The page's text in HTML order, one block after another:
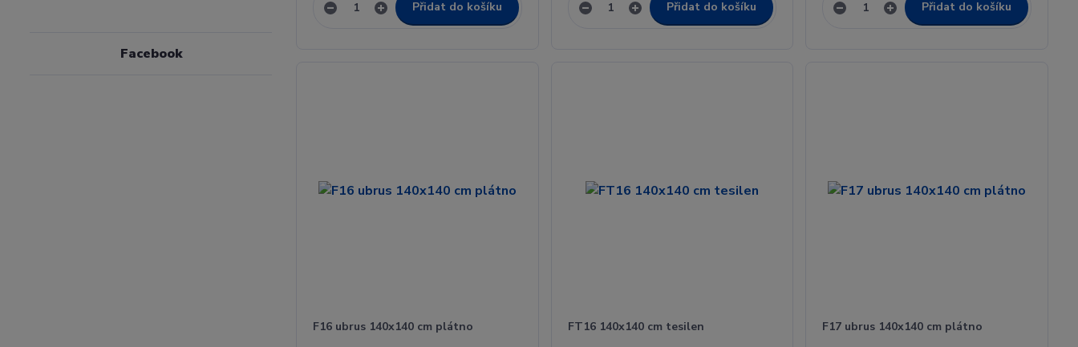
Přidat do košíku Přidat do košíku Přidat do košíku
F16 ubrus 140x140 cm plátno FT16 140x140 cm tesilen F17 ubrus 140x140 cm plátno
Facebook